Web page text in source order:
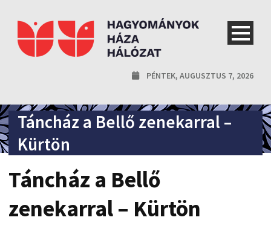
PÉNTEK, AUGUSZTUS 7, 2026
Táncház a Bellő zenekarral –
Kürtön
Táncház a Bellő
zenekarral – Kürtön